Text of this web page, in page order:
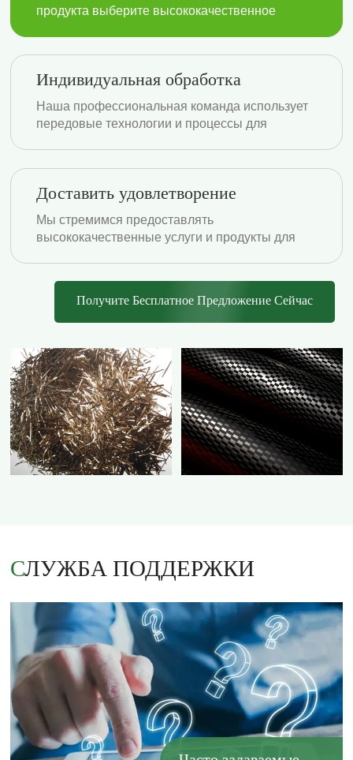
продукта выберите высококачественное
Индивидуальная обработка
Наша профессиональная команда использует
передовые технологии и процессы для
Доставить удовлетворение
Мы стремимся предоставлять
высококачественные услуги и продукты для
Получите Бесплатное Предложение Сейчас
СЛУЖБА ПОДДЕРЖКИ